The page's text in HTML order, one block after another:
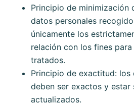
Principio de minimización
datos personales
únicamente los
relación con los fines
tratados.
Principio de exactitud: los
deben ser exactos y estar
actualizados.